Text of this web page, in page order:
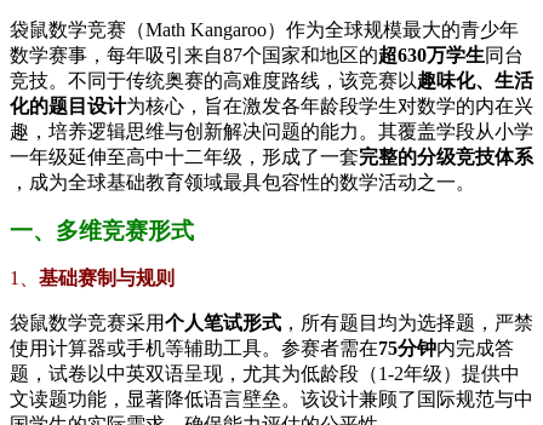
袋鼠数学竞赛（Math Kangaroo）作为全球规模最大的青少年
数学赛事，每年吸引来自87个国家和地区的​​超630万学生​​同台
竞技。不同于传统奥赛的高难度路线，该竞赛以​​趣味化、生活
化的题目设计​​为核心，旨在激发各年龄段学生对数学的内在兴
趣，培养逻辑思维与创新解决问题的能力。其覆盖学段从小学
一年级延伸至高中十二年级，形成了一套​​完整的分级竞技体系​
，成为全球基础教育领域最具包容性的数学活动之一。
一、多维竞赛形式
1、​ ​基础赛制与规则​
袋鼠数学竞赛采用​​个人笔试形式​ ​，所有题目均为选择题，严禁
使用计算器或手机等辅助工具。参赛者需在​​75分钟​​内完成答
题，试卷以中英双语呈现，尤其为低龄段（1-2年级）提供中
文读题功能，显著降低语言壁垒。该设计兼顾了国际规范与中